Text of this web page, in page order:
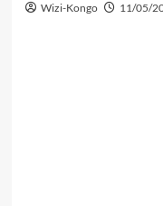
Wizi-Kongo 11/05/